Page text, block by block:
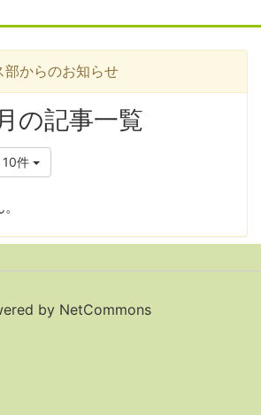
からのお知らせ
の記事一覧
10件
by NetCommons